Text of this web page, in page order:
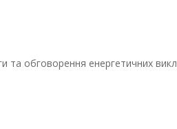
та обговорення енергетичних